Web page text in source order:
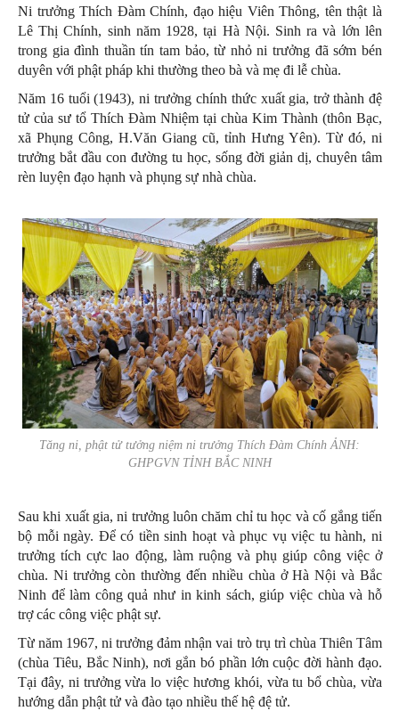
Ni trưởng Thích Đàm Chính, đạo hiệu Viên Thông, tên thật là
Lê Thị Chính, sinh năm 1928, tại Hà Nội. Sinh ra và lớn lên
trong gia đình thuần tín tam bảo, từ nhỏ ni trưởng đã sớm bén
duyên với phật pháp khi thường theo bà và mẹ đi lễ chùa.
Năm 16 tuổi (1943), ni trưởng chính thức xuất gia, trở thành đệ
tử của sư tổ Thích Đàm Nhiệm tại chùa Kim Thành (thôn Bạc,
xã Phụng Công, H.Văn Giang cũ, tỉnh Hưng Yên). Từ đó, ni
trưởng bắt đầu con đường tu học, sống đời giản dị, chuyên tâm
rèn luyện đạo hạnh và phụng sự nhà chùa.
Tăng ni, phật tử tưởng niệm ni trưởng Thích Đàm Chính ẢNH:
GHPGVN TỈNH BẮC NINH
Sau khi xuất gia, ni trưởng luôn chăm chỉ tu học và cố gắng tiến
bộ mỗi ngày. Để có tiền sinh hoạt và phục vụ việc tu hành, ni
trưởng tích cực lao động, làm ruộng và phụ giúp công việc ở
chùa. Ni trưởng còn thường đến nhiều chùa ở Hà Nội và Bắc
Ninh để làm công quả như in kinh sách, giúp việc chùa và hỗ
trợ các công việc phật sự.
Từ năm 1967, ni trưởng đảm nhận vai trò trụ trì chùa Thiên Tâm
(chùa Tiêu, Bắc Ninh), nơi gắn bó phần lớn cuộc đời hành đạo.
Tại đây, ni trưởng vừa lo việc hương khói, vừa tu bổ chùa, vừa
hướng dẫn phật tử và đào tạo nhiều thế hệ đệ tử.